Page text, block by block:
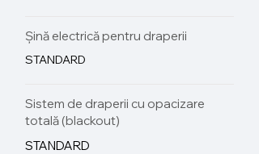
Șină electrică pentru draperii
STANDARD
Sistem de draperii cu opacizare
totală (blackout)
STANDARD